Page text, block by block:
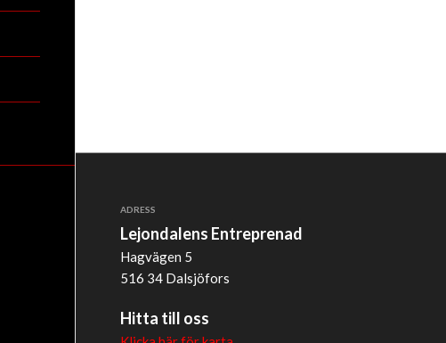
ADRESS
Lejondalens Entreprenad
Hagvägen 5
516 34 Dalsjöfors
Hitta till oss